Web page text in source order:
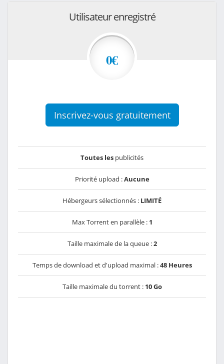
Utilisateur enregistré
0€
Inscrivez-vous gratuitement
Toutes les publicités
Priorité upload :Aucune
Hébergeurs sélectionnés : LIMITÉ
Max Torrent en parallèle : 1
Taille maximale de la queue :2
Temps de download et d'upload maximal :48 Heures
Taille maximale du torrent : 10 Go